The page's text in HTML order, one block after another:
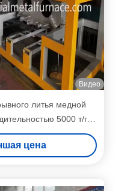
Видео
литья медной
5000 т/год
бескислородной меди
цена